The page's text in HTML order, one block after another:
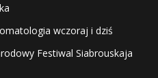
wczoraj i dziś
Festiwal Siabrouskaja